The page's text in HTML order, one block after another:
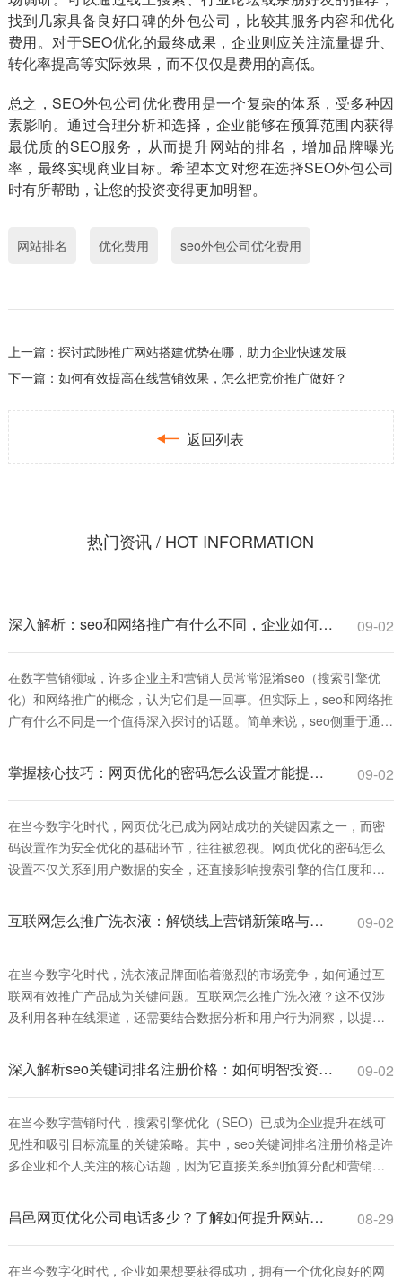
找到几家具备良好口碑的外包公司，比较其服务内容和优化
费用。对于SEO优化的最终成果，企业则应关注流量提升、
转化率提高等实际效果，而不仅仅是费用的高低。
总之，SEO外包公司优化费用是一个复杂的体系，受多种因
素影响。通过合理分析和选择，企业能够在预算范围内获得
最优质的SEO服务，从而提升网站的排名，增加品牌曝光
率，最终实现商业目标。希望本文对您在选择SEO外包公司
时有所帮助，让您的投资变得更加明智。
网站排名 优化费用 seo外包公司优化费用
上一篇： 探讨武陟推广网站搭建优势在哪，助力企业快速发展
下一篇： 如何有效提高在线营销效果，怎么把竞价推广做好？
 返回列表
热门资讯 / HOT INFORMATION
深入解析：seo和网络推广有什么不同，企业如何选择更有效？ 09-02
在数字营销领域，许多企业主和营销人员常常混淆seo（搜索引擎优
化）和网络推广的概念，认为它们是一回事。但实际上，seo和网络推
广有什么不同是一个值得深入探讨的话题。简单来说，seo侧重于通过
期、可持续的流量；而网络推广则是一个更广泛的术语，涵盖多种付
费和免费手段，如社交媒体广告、电
掌握核心技巧：网页优化的密码怎么设置才能提升安全与排名 09-02
在当今数字化时代，网页优化已成为网站成功的关键因素之一，而密
码设置作为安全优化的基础环节，往往被忽视。网页优化的密码怎么
设置不仅关系到用户数据的安全，还直接影响搜索引擎的信任度和排
险，从而提升网站的整体性能和用户体验。本文将深入探讨网页优化
的密码怎么设置的最佳实践，帮助您从安全角度
互联网怎么推广洗衣液：解锁线上营销新策略与实战指南 09-02
在当今数字化时代，洗衣液品牌面临着激烈的市场竞争，如何通过互
联网有效推广产品成为关键问题。互联网怎么推广洗衣液？这不仅涉
及利用各种在线渠道，还需要结合数据分析和用户行为洞察，以提升
方法和实战技巧，帮助品牌在线上市场中脱颖而出。 首先，互联网怎
么推广洗衣液的基础是建立一个强大的线上
深入解析seo关键词排名注册价格：如何明智投资并获取高回报 09-02
在当今数字营销时代，搜索引擎优化（SEO）已成为企业提升在线可
见性和吸引目标流量的关键策略。其中，seo关键词排名注册价格是许
多企业和个人关注的核心话题，因为它直接关系到预算分配和营销效
并提升其在搜索引擎结果页面（SERP）中的排名所需支付的费用，这
些费用可能包括服务注册费、
昌邑网页优化公司电话多少？了解如何提升网站排名和流量 08-29
在当今数字化时代，企业如果想要获得成功，拥有一个优化良好的网